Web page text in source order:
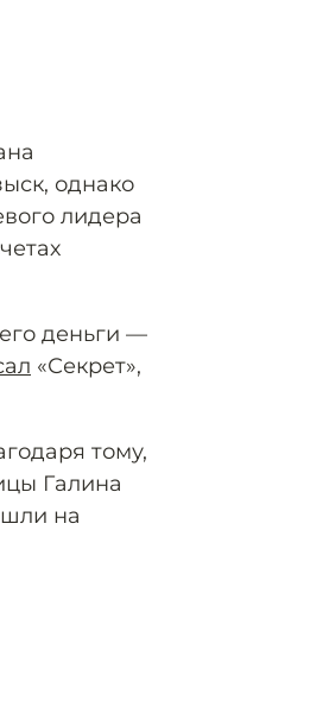
однако
лидера
деньги —
«Секрет»,
тому,
Галина
на